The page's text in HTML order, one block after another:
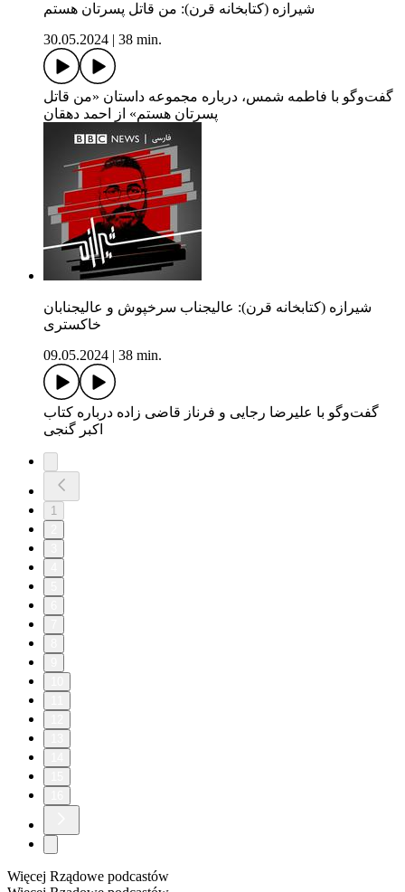
شیرازه (کتابخانه قرن): من قاتل پسرتان هستم
30.05.2024
38 min.
گفت‌وگو با فاطمه شمس، درباره مجموعه داستان «من قاتل
پسرتان هستم» از احمد دهقان
شیرازه (کتابخانه قرن): عالیجناب سرخپوش و عالیجنابان
خاکستری
09.05.2024
38 min.
گفت‌وگو با علیرضا رجایی و فرناز قاضی زاده درباره کتاب
اکبر گنجی
1
Więcej Rządowe podcastów